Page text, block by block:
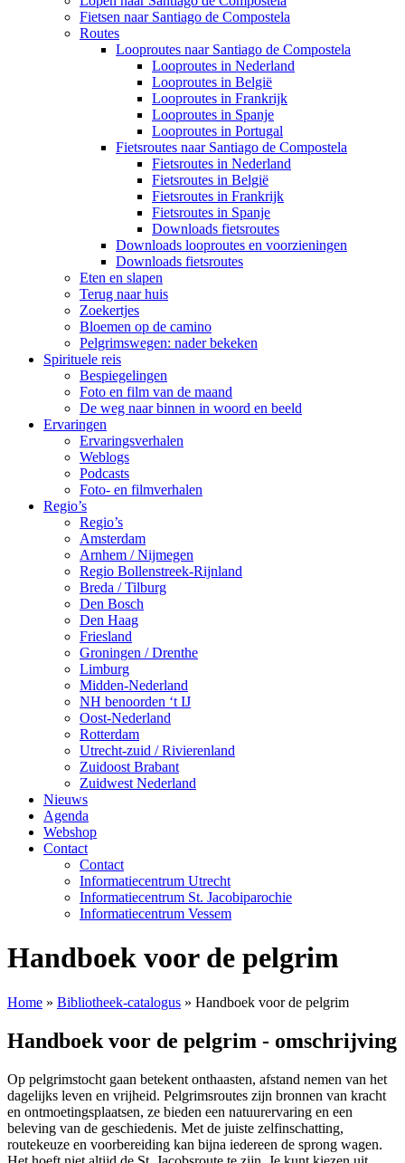
Fietsen naar Santiago de Compostela
Routes
Looproutes naar Santiago de Compostela
Looproutes in Nederland
Looproutes in België
Looproutes in Frankrijk
Looproutes in Spanje
Looproutes in Portugal
Fietsroutes naar Santiago de Compostela
Fietsroutes in Nederland
Fietsroutes in België
Fietsroutes in Frankrijk
Fietsroutes in Spanje
Downloads fietsroutes
Downloads looproutes en voorzieningen
Downloads fietsroutes
Eten en slapen
Terug naar huis
Zoekertjes
Bloemen op de camino
Pelgrimswegen: nader bekeken
Spirituele reis
Bespiegelingen
Foto en film van de maand
De weg naar binnen in woord en beeld
Ervaringen
Ervaringsverhalen
Weblogs
Podcasts
Foto- en filmverhalen
Regio’s
Regio’s
Amsterdam
Arnhem / Nijmegen
Regio Bollenstreek-Rijnland
Breda / Tilburg
Den Bosch
Den Haag
Friesland
Groningen / Drenthe
Limburg
Midden-Nederland
NH benoorden ‘t IJ
Oost-Nederland
Rotterdam
Utrecht-zuid / Rivierenland
Zuidoost Brabant
Zuidwest Nederland
Nieuws
Agenda
Webshop
Contact
Contact
Informatiecentrum Utrecht
Informatiecentrum St. Jacobiparochie
Informatiecentrum Vessem
Handboek voor de pelgrim
Home » Bibliotheek-catalogus » Handboek voor de pelgrim
Handboek voor de pelgrim - omschrijving
Op pelgrimstocht gaan betekent onthaasten, afstand nemen van het
dagelijks leven en vrijheid. Pelgrimsroutes zijn bronnen van kracht
en ontmoetingsplaatsen, ze bieden een natuurervaring en een
beleving van de geschiedenis. Met de juiste zelfinschatting,
routekeuze en voorbereiding kan bijna iedereen de sprong wagen.